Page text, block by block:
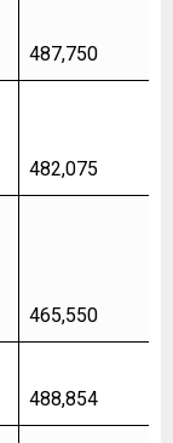
487,750
482,075
465,550
488,854